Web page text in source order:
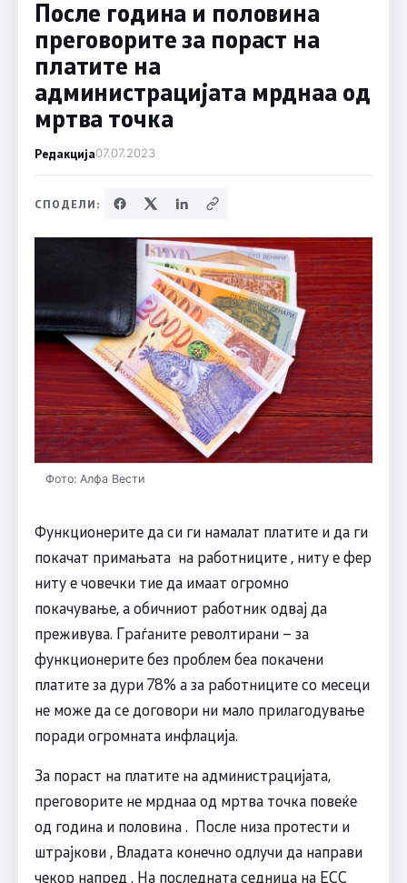
После година и половина
преговорите за пораст на
платите на
администрацијата мрднаа од
мртва точка
Редакција07.07.2023
СПОДЕЛИ:
Фото: Алфа Вести
Функционерите да си ги намалат платите и да ги
покачат примањата на работниците , ниту е фер
ниту е човечки тие да имаат огромно
покачување, а обичниот работник одвај да
преживува. Граѓаните револтирани – за
функционерите без проблем беа покачени
платите за дури 78% а за работниците со месеци
не може да се договори ни мало прилагодување
поради огромната инфлација.
За пораст на платите на администрацијата,
преговорите не мрднаа од мртва точка повеќе
од година и половина . После низа протести и
штрајкови , Владата конечно одлучи да направи
чекор напред . На последната седница на ЕСС